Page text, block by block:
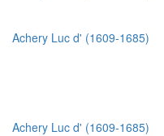
Achery Luc d' (1609-1685)
Achery Luc d' (1609-1685)